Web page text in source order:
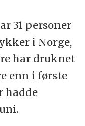
31 personer
i Norge,
har druknet
enn i første
hadde